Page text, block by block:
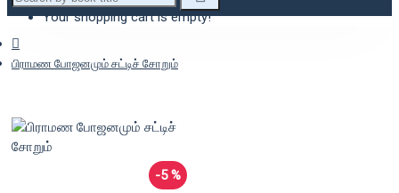
Your shopping cart is empty!
பிராமண போஜனமும் சட்டிச் சோறும்
-5 %